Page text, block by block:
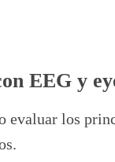
EEG y
los